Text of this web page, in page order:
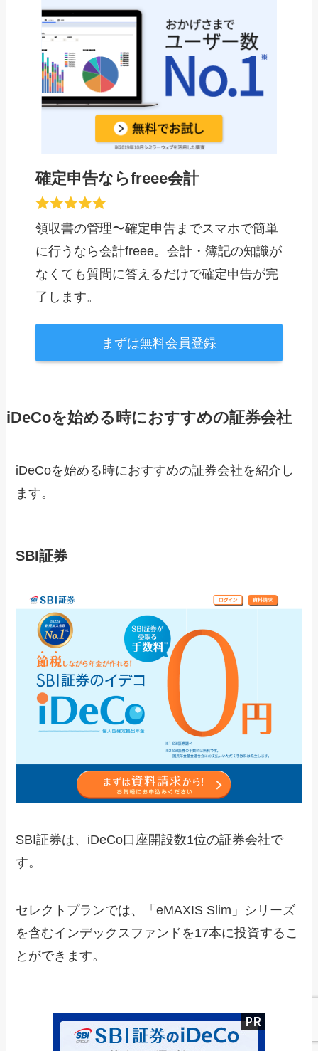
確定申告ならfreee会計
領収書の管理〜確定申告までスマホで簡単
に行うなら会計freee。会計・簿記の知識が
なくても質問に答えるだけで確定申告が完
了します。
まずは無料会員登録
iDeCoを始める時におすすめの証券会社
iDeCoを始める時におすすめの証券会社を紹介し
ます。
SBI証券
SBI証券は、iDeCo口座開設数1位の証券会社で
す。
セレクトプランでは、「eMAXIS Slim」シリーズ
を含むインデックスファンドを17本に投資するこ
とができます。